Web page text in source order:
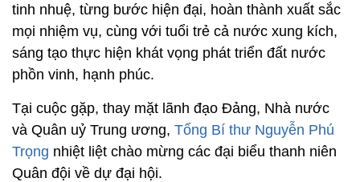
tinh nhuệ, từng bước hiện đại, hoàn thành xuất sắc
mọi nhiệm vụ, cùng với tuổi trẻ cả nước xung kích,
sáng tạo thực hiện khát vọng phát triển đất nước
phồn vinh, hạnh phúc.
Tại cuộc gặp, thay mặt lãnh đạo Đảng, Nhà nước
và Quân uỷ Trung ương, Tổng Bí thư Nguyễn Phú
Trọng nhiệt liệt chào mừng các đại biểu thanh niên
Quân đội về dự đại hội.